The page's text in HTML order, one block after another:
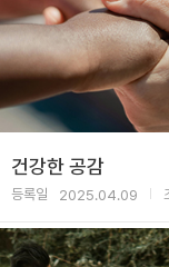
건강한 공감
등록일 2025.04.09